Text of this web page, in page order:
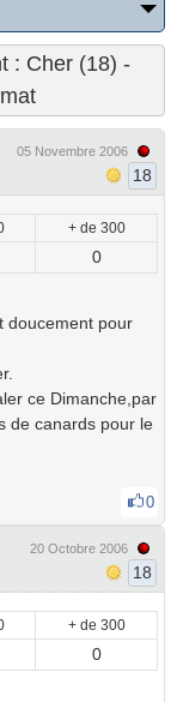
: Cher (18) -
05 Novembre 2006
18
+ de 300
0
doucement pour
ce Dimanche,par
de canards pour le
0
20 Octobre 2006
18
+ de 300
0